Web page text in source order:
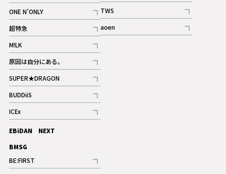
記事
ONE N’ONLY
記事
超特急
記事
M!LK
記事
原因は自分にある。
記事
SUPER★DRAGON
記事
BUDDiiS
記事
ICEx
記事
EBiDAN NEXT
BMSG
BE:FIRST
記事
記事
TWS
記事
aoen
記事